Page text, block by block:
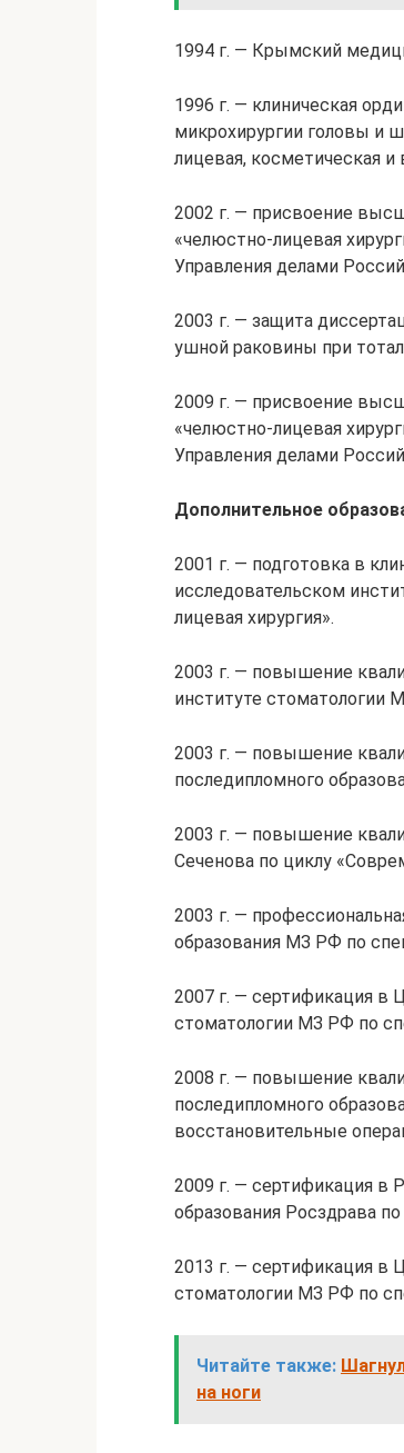
1994 г. — Крымский
1996 г. — клиническая
микрохирургии головы и
лицевая, косметическая и
2002 г. — присвоение
«челюстно-лицевая
Управления делами
2003 г. — защита
ушной раковины при
2009 г. — присвоение
«челюстно-лицевая
Управления делами
Дополнительное
2001 г. — подготовка в
исследовательском
лицевая хирургия».
2003 г. — повышение
институте стоматологии
2003 г. — повышение
последипломного
2003 г. — повышение
Сеченова по циклу
2003 г. —
образования МЗ РФ по
2007 г. — сертификация в
стоматологии МЗ РФ по
2008 г. — повышение
последипломного
восстановительные
2009 г. — сертификация в
образования Росздрава
2013 г. — сертификация в
стоматологии МЗ РФ по
Читайте также:
на ноги